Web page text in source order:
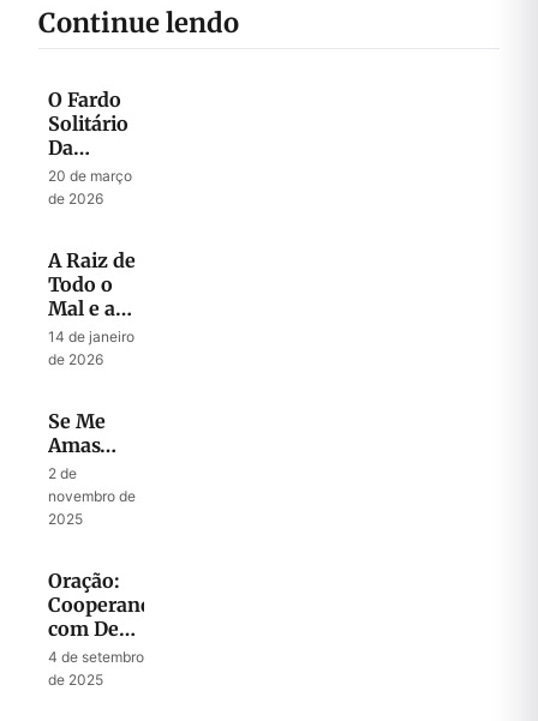
Continue lendo
O Fardo
Solitário
Da
Liderança
20 de março
de 2026
A Raiz de
Todo o
Mal e a
Chave
para Todo
14 de janeiro
de 2026
Se Me
Amas…
2 de
novembro de
2025
Oração:
Cooperando
com Deus
para
Liberar
4 de setembro
de 2025